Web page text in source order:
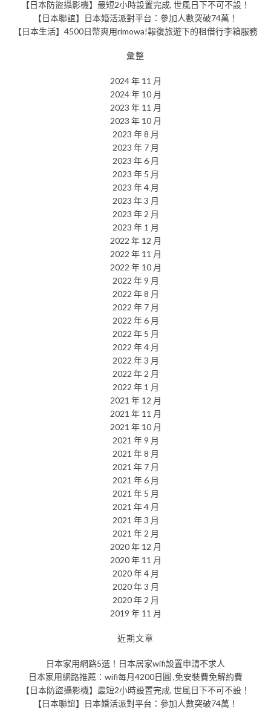
【日本防盜攝影機】最短2小時設置完成, 世風日下不可不設！
【日本聯誼】日本婚活派對平台：參加人數突破74萬！
【日本生活】4500日幣爽用rimowa!報復旅遊下的租借行李箱服務
彙整
2024 年 11 月
2024 年 10 月
2023 年 11 月
2023 年 10 月
2023 年 8 月
2023 年 7 月
2023 年 6 月
2023 年 5 月
2023 年 4 月
2023 年 3 月
2023 年 2 月
2023 年 1 月
2022 年 12 月
2022 年 11 月
2022 年 10 月
2022 年 9 月
2022 年 8 月
2022 年 7 月
2022 年 6 月
2022 年 5 月
2022 年 4 月
2022 年 3 月
2022 年 2 月
2022 年 1 月
2021 年 12 月
2021 年 11 月
2021 年 10 月
2021 年 9 月
2021 年 8 月
2021 年 7 月
2021 年 6 月
2021 年 5 月
2021 年 4 月
2021 年 3 月
2021 年 2 月
2020 年 12 月
2020 年 11 月
2020 年 4 月
2020 年 3 月
2020 年 2 月
2019 年 11 月
近期文章
日本家用網路5選！日本居家wifi設置申請不求人
日本家用網路推薦：wifi每月4200日圓 ,免安裝費免解約費
【日本防盜攝影機】最短2小時設置完成, 世風日下不可不設！
【日本聯誼】日本婚活派對平台：參加人數突破74萬！